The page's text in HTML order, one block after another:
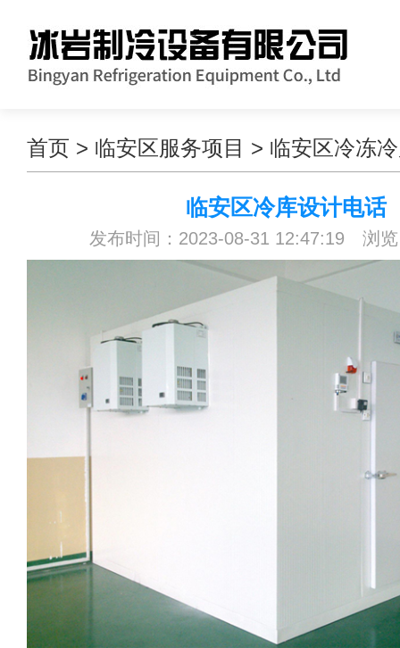
首页 > 临安区服务项目 > 临安区冷冻
临安区冷库设计电话
发布时间：2023-08-31 12:47:19 浏览